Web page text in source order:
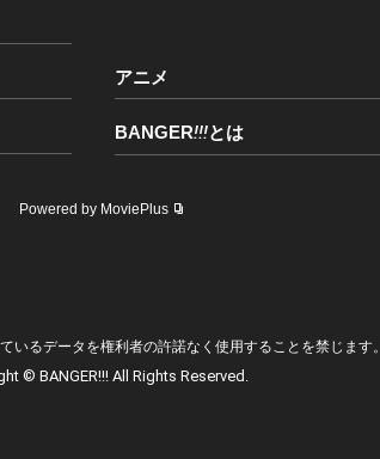
アニメ
BANGER!!!とは
Powered by MoviePlus
いるデータを権利者の許諾なく使用することを禁じます。
© BANGER!!! All Rights Reserved.